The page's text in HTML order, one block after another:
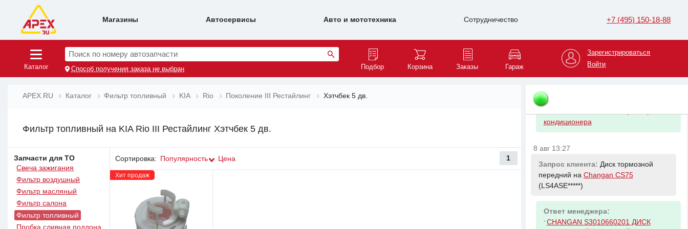
Магазины Автосервисы Авто и мототехника Сотрудничество +7 (495) 150-18-88
Каталог
Поиск по номеру автозапчасти
Способ получения заказа не выбран Подбор Корзина Заказы Гараж
Зарегистрироваться
Войти
APEX.RU Каталог Фильтр топливный KIA Rio Поколение III Рестайлинг Хэтчбек 5 дв.
Фильтр топливный на KIA Rio III Рестайлинг Хэтчбек 5 дв.
Запчасти для ТО
Свеча зажигания
Фильтр воздушный
Фильтр масляный
Фильтр салона
Фильтр топливный
Пробка сливная поддона
Сортировка: Популярность Цена 1
Хит продаж
Запрос клиента:Компрессор
кондиционера наChangan CS75
Ответ менеджера:
кондиционера
8 авг 13:27
Запрос клиента: Диск тормозной
передний на Changan CS75
(LS4ASE*****)
Ответ менеджера:
- CHANGAN S3010660201 ДИСК